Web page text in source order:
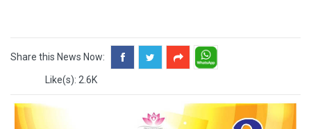
Share this News Now:
Like(s): 2.6K